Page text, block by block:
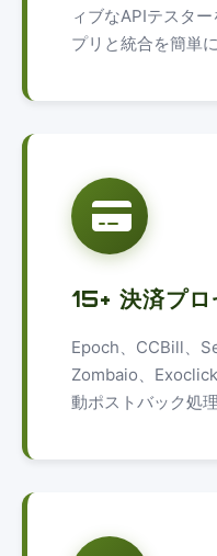
ィブなAPIテスタ
プリと統合を簡単
15+ 決済プロ
Epoch、CCBill、
Zombaio、
動ポストバック処